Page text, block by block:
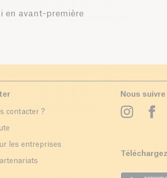
en avant-première
contacter ?
les entreprises
Nous suivre